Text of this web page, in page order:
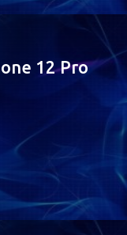
12 Pro